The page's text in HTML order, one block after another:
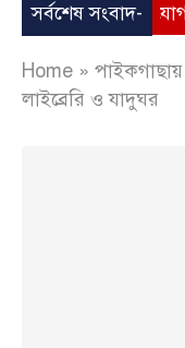
সর্বশেষ সংবাদ-
মৃত্যুর অভিযোগ
Home »
লাইব্রেরি ও যাদুঘর